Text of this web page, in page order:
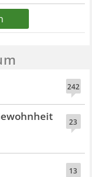
242
23
13